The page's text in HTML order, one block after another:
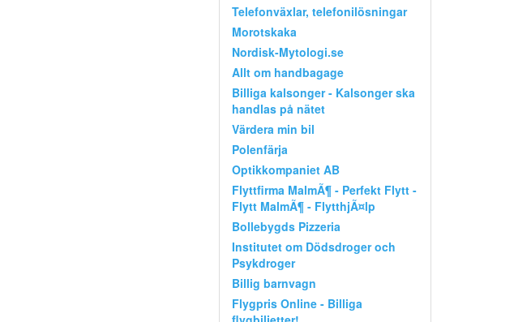
Telefonväxlar, telefonilösningar
Morotskaka
Nordisk-Mytologi.se
Allt om handbagage
Billiga kalsonger - Kalsonger ska
handlas på nätet
Värdera min bil
Polenfärja
Optikkompaniet AB
Flyttfirma MalmÃ¶ - Perfekt Flytt -
Flytt MalmÃ¶ - FlytthjÃ¤lp
Bollebygds Pizzeria
Institutet om Dödsdroger och
Psykdroger
Billig barnvagn
Flygpris Online - Billiga